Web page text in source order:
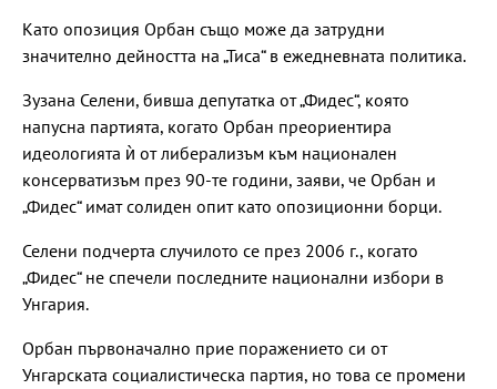
Като опозиция Орбан също може да затрудни
значително дейността на „Тиса“ в ежедневната политика.
Зузана Селени, бивша депутатка от „Фидес“, която
напусна партията, когато Орбан преориентира
идеологията ѝ от либерализъм към национален
консерватизъм през 90-те години, заяви, че Орбан и
„Фидес“ имат солиден опит като опозиционни борци.
Селени подчерта случилото се през 2006 г., когато
„Фидес“ не спечели последните национални избори в
Унгария.
Орбан първоначално прие поражението си от
Унгарската социалистическа партия, но това се промени